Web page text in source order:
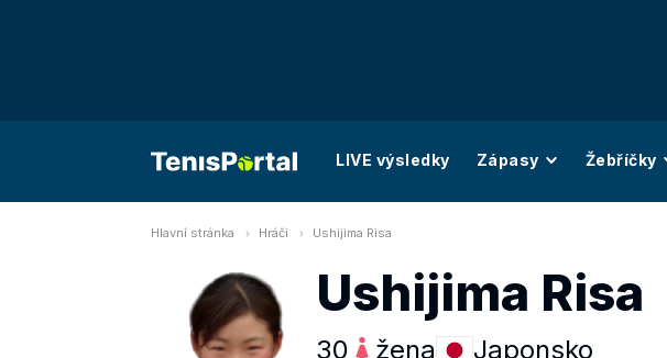
LIVE výsledky Zápasy Žebříčky
Hlavní stránka Hráči Ushijima Risa
Ushijima Risa
30 žena Japonsko